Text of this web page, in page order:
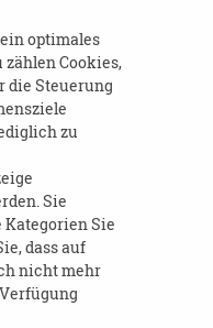
optimales
zählen Cookies,
die Steuerung
zu
Sie
Sie
dass auf
nicht mehr